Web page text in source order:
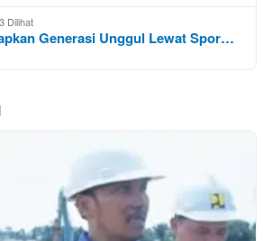
Dilihat
Generasi Unggul Lewat Spor…